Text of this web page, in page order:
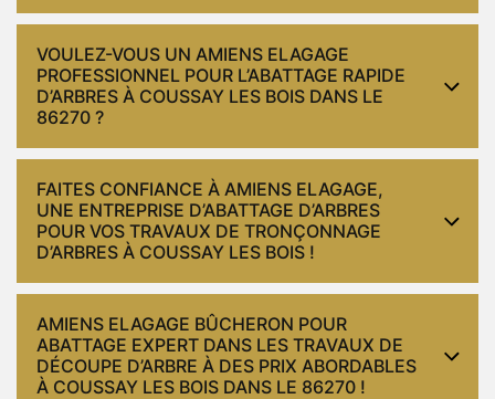
VOULEZ-VOUS UN AMIENS ELAGAGE
PROFESSIONNEL POUR L’ABATTAGE RAPIDE
D’ARBRES À COUSSAY LES BOIS DANS LE
86270 ?
FAITES CONFIANCE À AMIENS ELAGAGE,
UNE ENTREPRISE D’ABATTAGE D’ARBRES
POUR VOS TRAVAUX DE TRONÇONNAGE
D’ARBRES À COUSSAY LES BOIS !
AMIENS ELAGAGE BÛCHERON POUR
ABATTAGE EXPERT DANS LES TRAVAUX DE
DÉCOUPE D’ARBRE À DES PRIX ABORDABLES
À COUSSAY LES BOIS DANS LE 86270 !